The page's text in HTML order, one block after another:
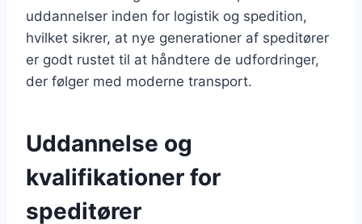
uddannelser inden for logistik og spedition,
hvilket sikrer, at nye generationer af speditører
er godt rustet til at håndtere de udfordringer,
der følger med moderne transport.
Uddannelse og
kvalifikationer for
speditører